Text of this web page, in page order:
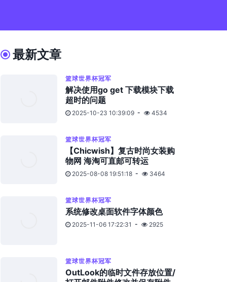
最新文章
篮球世界杯冠军
解决使用go get 下载模块下载
超时的问题
2025-10-23 10:39:09 4534
篮球世界杯冠军
【Chicwish】复古时尚女装购
物网 海淘可直邮可转运
2025-08-08 19:51:18 3464
篮球世界杯冠军
系统修改桌面软件字体颜色
2025-11-06 17:22:31 2925
篮球世界杯冠军
OutLook的临时文件存放位置/